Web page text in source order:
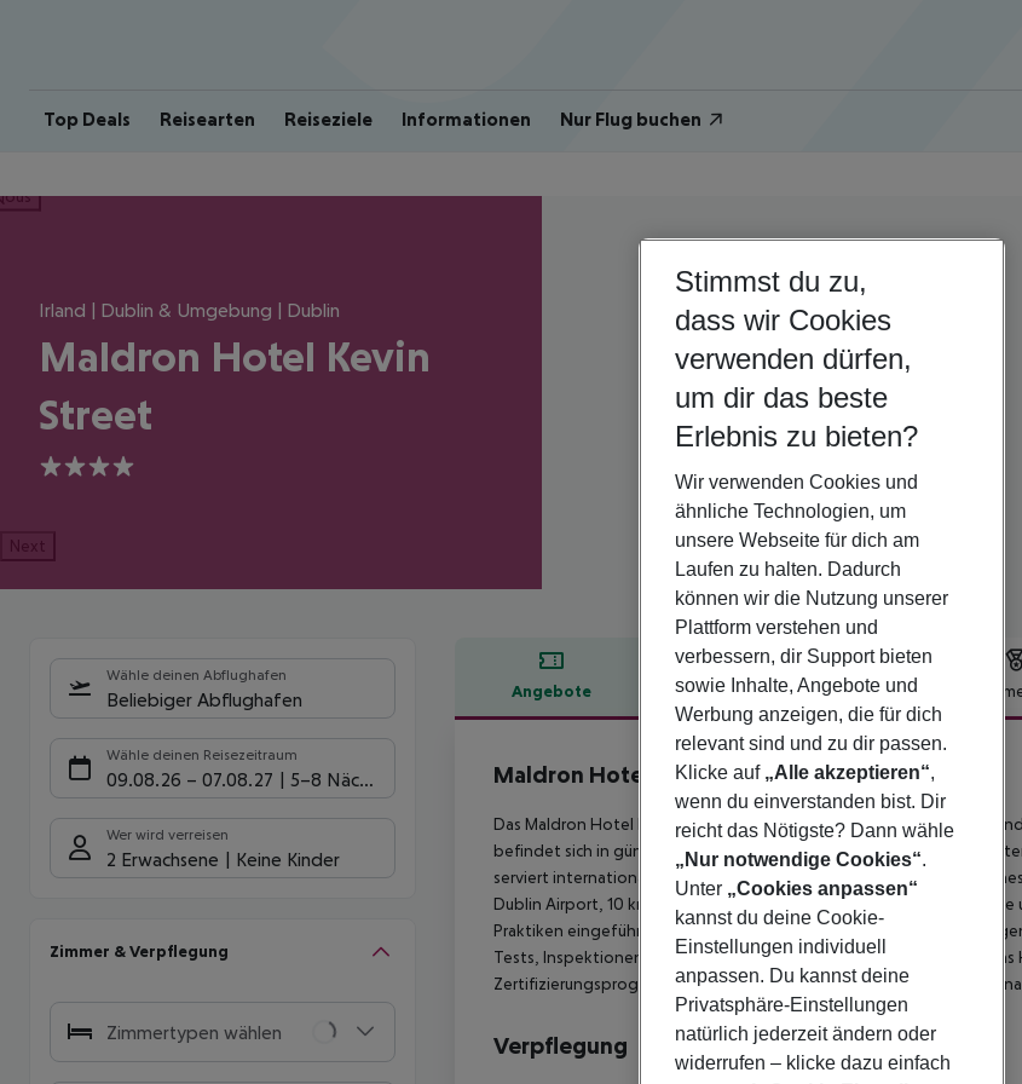
Top Deals Reisearten Reiseziele Informationen Nur Flug buchen
Irland | Dublin & Umgebung | Dublin
Maldron Hotel Kevin
Street
4
Next
Wähle deinen Abflughafen
Beliebiger Abflughafen
Wähle deinen Reisezeitraum
09.08.26 – 07.08.27 5-8 Nächte
Wer wird verreisen
2 Erwachsene Keine Kinder
Zimmer & Verpflegung
Zimmertypen wählen
Angebote Hotelbeschreibung
Hotelbeschreibung
Maldron Hotel Kevin Street
4
Das Maldron Hotel Kevin Street liegt günstig im Herzen von Dublin
befindet sich in günstiger Lage im Dublin City Centre, nur 5
serviert internationale Küche und die Maldron Hotels haben ihr
Dublin Airport, 10 km von der Unterkunft entfernt. Das Hotel hat
Praktiken eingeführt, die von Bureau Veritas, einem
Tests, Inspektionen und Zertifizierungen, streng geprüft wurden.
Zertifizierungsprogramm, das einen Rahmen für die Erreichung eines
Verpflegung
Stimmst du zu,
dass wir Cookies
verwenden dürfen,
um dir das beste
Erlebnis zu bieten?
Wir verwenden Cookies und
ähnliche Technologien, um
unsere Webseite für dich am
Laufen zu halten. Dadurch
können wir die Nutzung unserer
Plattform verstehen und
verbessern, dir Support bieten
sowie Inhalte, Angebote und
Werbung anzeigen, die für dich
relevant sind und zu dir passen.
Klicke auf „Alle akzeptieren“,
wenn du einverstanden bist. Dir
reicht das Nötigste? Dann wähle
„Nur notwendige Cookies“.
Unter „Cookies anpassen“
kannst du deine Cookie-
Einstellungen individuell
anpassen. Du kannst deine
Privatsphäre-Einstellungen
natürlich jederzeit ändern oder
widerrufen – klicke dazu einfach